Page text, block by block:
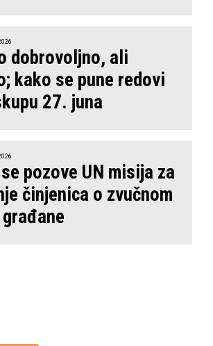
dobrovoljno, ali
kako se pune redovi
27. juna
pozove UN misija za
činjenica o zvučnom